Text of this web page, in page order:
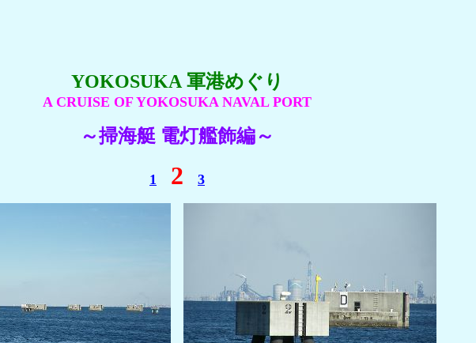
YOKOSUKA 軍港めぐり
A CRUISE OF YOKOSUKA NAVAL PORT
～掃海艇 電灯艦飾編～
1 2 3